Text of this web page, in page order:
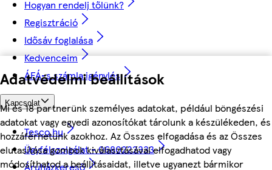
Adatvédelmi beállítások
Mi és 18 partnerünk személyes adatokat, például böngészési
adatokat vagy egyedi azonosítókat tárolunk a készülékeden, és
hozzáférhetünk azokhoz. Az Összes elfogadása és az Összes
elutasítása gombok kiválasztásával elfogadhatod vagy
módosíthatod a beállításaidat, illetve ugyanezt bármikor
Hogyan rendelj tőlünk?
Regisztráció
Idősáv foglalása
Kedvenceim
ÁFÁ-s számla igénylés
Kapcsolat
Tesco.hu
Ügyfélszolgálat - 0680222333
Áruházkereső